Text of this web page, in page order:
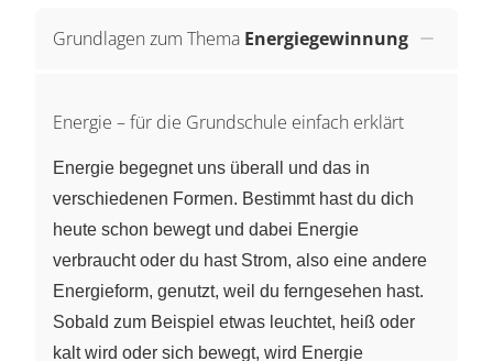
Grundlagen zum Thema Energiegewinnung
Energie – für die Grundschule einfach erklärt
Energie begegnet uns überall und das in
verschiedenen Formen. Bestimmt hast du dich
heute schon bewegt und dabei Energie
verbraucht oder du hast Strom, also eine andere
Energieform, genutzt, weil du ferngesehen hast.
Sobald zum Beispiel etwas leuchtet, heiß oder
kalt wird oder sich bewegt, wird Energie